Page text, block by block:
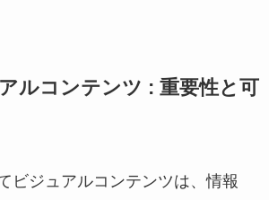
ルコンテンツ : 重要性と可
ビジュアルコンテンツは、情報